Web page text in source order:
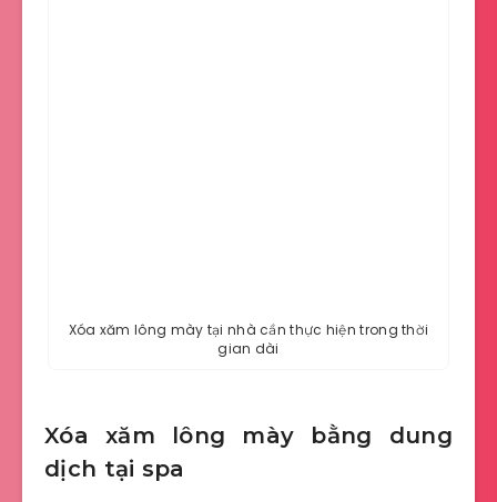
Xóa xăm lông mày tại nhà cần thực hiện trong thời
gian dài
Xóa xăm lông mày bằng dung
dịch tại spa